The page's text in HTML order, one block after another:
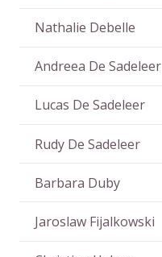
Nathalie Debelle
Andreea De Sadeleer
Lucas De Sadeleer
Rudy De Sadeleer
Barbara Duby
Jaroslaw Fijalkowski